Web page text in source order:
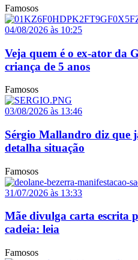
Famosos
04/08/2026 às 10:25
Veja quem é o ex-ator da
criança de 5 anos
Famosos
03/08/2026 às 13:46
Sérgio Mallandro diz que
detalha situação
Famosos
31/07/2026 às 13:33
Mãe divulga carta escrita
cadeia: leia
Famosos